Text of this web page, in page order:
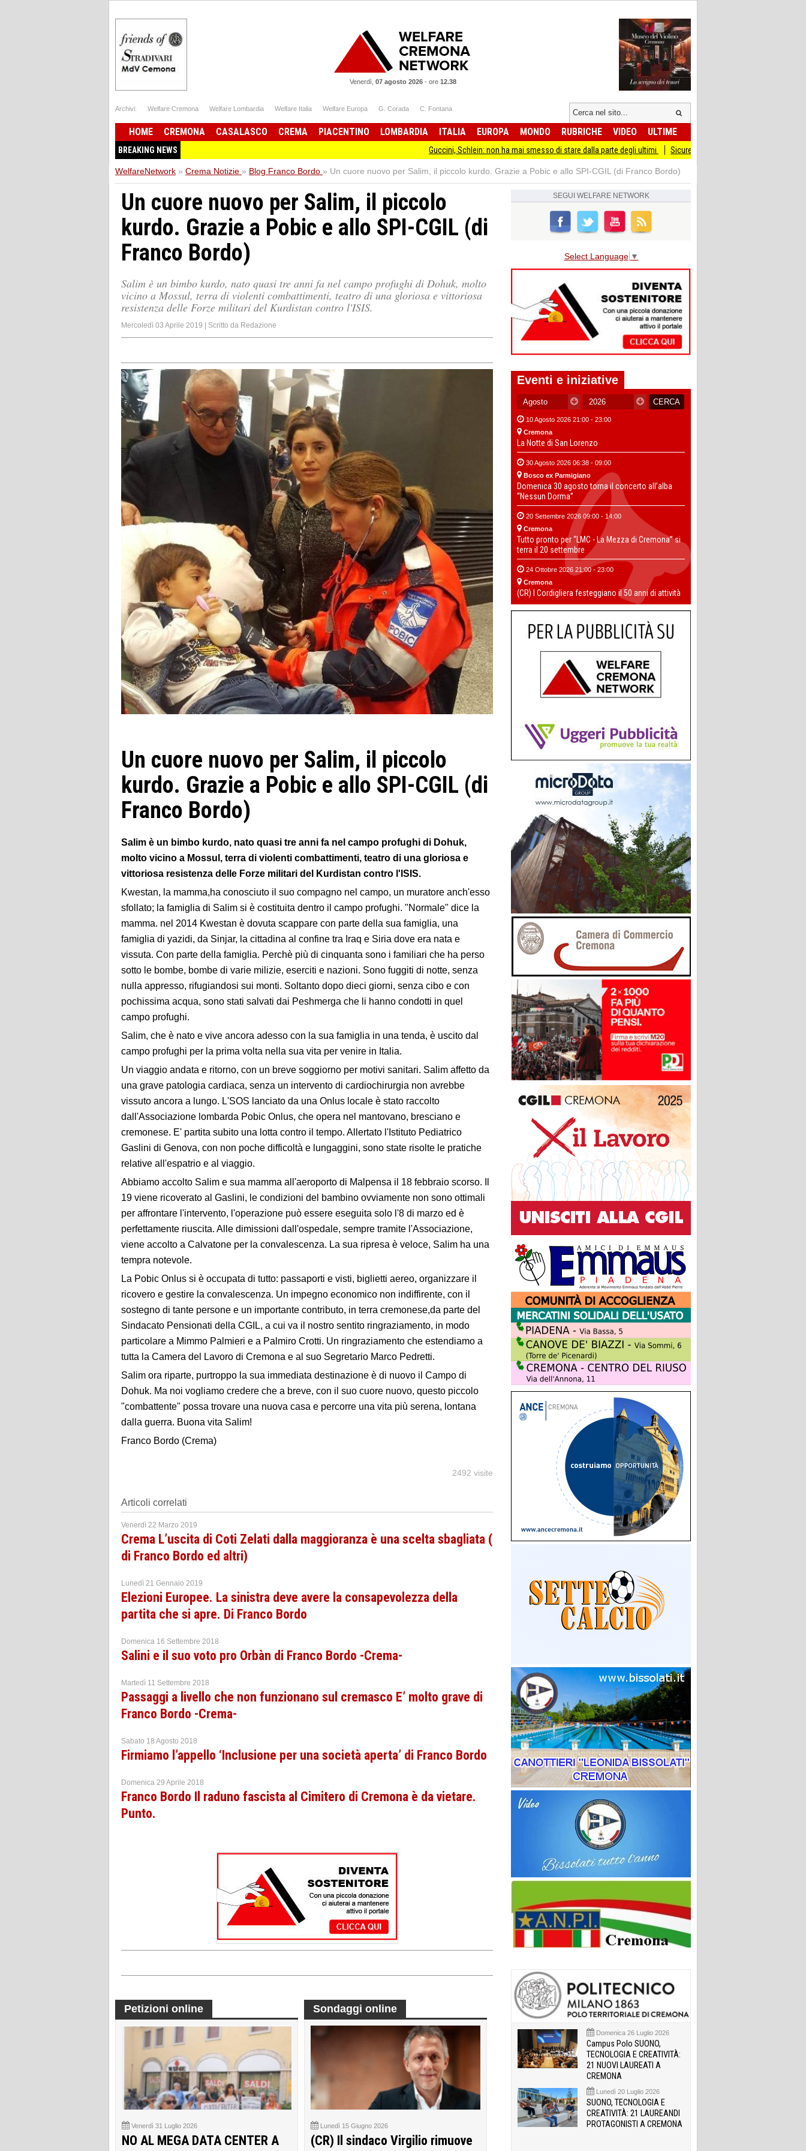
Venerdì, 07 agosto 2026 - ore 12.38
Archivi: Welfare Cremona Welfare Lombardia Welfare Italia Welfare Europa G. Corada C. Fontana
HOME CREMONA CASALASCO CREMA PIACENTINO LOMBARDIA ITALIA EUROPA MONDO RUBRICHE VIDEO ULTIME
BREAKING NEWS Guccini, Schlein: non ha mai smesso di stare dalla parte degli ultimi Sicurezza I Giovani Democratici ribattono ai
WelfareNetwork » Crema Notizie » Blog Franco Bordo » Un cuore nuovo per Salim, il piccolo kurdo. Grazie a Pobic e allo SPI-CGIL (di Franco Bordo)
Un cuore nuovo per Salim, il piccolo
kurdo. Grazie a Pobic e allo SPI-CGIL (di
Franco Bordo)
Salim è un bimbo kurdo, nato quasi tre anni fa nel campo profughi di Dohuk, molto
vicino a Mossul, terra di violenti combattimenti, teatro di una gloriosa e vittoriosa
resistenza delle Forze militari del Kurdistan contro l'ISIS.
Mercoledì 03 Aprile 2019 | Scritto da Redazione
Un cuore nuovo per Salim, il piccolo
kurdo. Grazie a Pobic e allo SPI-CGIL (di
Franco Bordo)
Salim è un bimbo kurdo, nato quasi tre anni fa nel campo profughi di Dohuk,
molto vicino a Mossul, terra di violenti combattimenti, teatro di una gloriosa e
vittoriosa resistenza delle Forze militari del Kurdistan contro l'ISIS.
Kwestan, la mamma,ha conosciuto il suo compagno nel campo, un muratore anch'esso
sfollato; la famiglia di Salim si è costituita dentro il campo profughi. "Normale" dice la
mamma. nel 2014 Kwestan è dovuta scappare con parte della sua famiglia, una
famiglia di yazidi, da Sinjar, la cittadina al confine tra Iraq e Siria dove era nata e
vissuta. Con parte della famiglia. Perchè più di cinquanta sono i familiari che ha perso
sotto le bombe, bombe di varie milizie, eserciti e nazioni. Sono fuggiti di notte, senza
nulla appresso, rifugiandosi sui monti. Soltanto dopo dieci giorni, senza cibo e con
pochissima acqua, sono stati salvati dai Peshmerga che li hanno condotti in quel
campo profughi.
Salim, che è nato e vive ancora adesso con la sua famiglia in una tenda, è uscito dal
campo profughi per la prima volta nella sua vita per venire in Italia.
Un viaggio andata e ritorno, con un breve soggiorno per motivi sanitari. Salim affetto da
una grave patologia cardiaca, senza un intervento di cardiochirurgia non avrebbe
vissuto ancora a lungo. L'SOS lanciato da una Onlus locale è stato raccolto
dall'Associazione lombarda Pobic Onlus, che opera nel mantovano, bresciano e
cremonese. E' partita subito una lotta contro il tempo. Allertato l'Istituto Pediatrico
Gaslini di Genova, con non poche difficoltà e lungaggini, sono state risolte le pratiche
relative all'espatrio e al viaggio.
Abbiamo accolto Salim e sua mamma all'aeroporto di Malpensa il 18 febbraio scorso. Il
19 viene ricoverato al Gaslini, le condizioni del bambino ovviamente non sono ottimali
per affrontare l'intervento, l'operazione può essere eseguita solo l'8 di marzo ed è
perfettamente riuscita. Alle dimissioni dall'ospedale, sempre tramite l'Associazione,
viene accolto a Calvatone per la convalescenza. La sua ripresa è veloce, Salim ha una
tempra notevole.
La Pobic Onlus si è occupata di tutto: passaporti e visti, biglietti aereo, organizzare il
ricovero e gestire la convalescenza. Un impegno economico non indiffirente, con il
sostegno di tante persone e un importante contributo, in terra cremonese,da parte del
Sindacato Pensionati della CGIL, a cui va il nostro sentito ringraziamento, in modo
particolare a Mimmo Palmieri e a Palmiro Crotti. Un ringraziamento che estendiamo a
tutta la Camera del Lavoro di Cremona e al suo Segretario Marco Pedretti.
Salim ora riparte, purtroppo la sua immediata destinazione è di nuovo il Campo di
Dohuk. Ma noi vogliamo credere che a breve, con il suo cuore nuovo, questo piccolo
"combattente" possa trovare una nuova casa e percorre una vita più serena, lontana
dalla guerra. Buona vita Salim!
Franco Bordo (Crema)
2492 visite
Articoli correlati
Venerdì 22 Marzo 2019
Crema L’uscita di Coti Zelati dalla maggioranza è una scelta sbagliata (
di Franco Bordo ed altri)
Lunedì 21 Gennaio 2019
Elezioni Europee. La sinistra deve avere la consapevolezza della
partita che si apre. Di Franco Bordo
Domenica 16 Settembre 2018
Salini e il suo voto pro Orbàn di Franco Bordo -Crema-
Martedì 11 Settembre 2018
Passaggi a livello che non funzionano sul cremasco E’ molto grave di
Franco Bordo -Crema-
Sabato 18 Agosto 2018
Firmiamo l’appello ‘Inclusione per una società aperta’ di Franco Bordo
Domenica 29 Aprile 2018
Franco Bordo Il raduno fascista al Cimitero di Cremona è da vietare.
Punto.
Petizioni online
Venerdì 31 Luglio 2026
NO AL MEGA DATA CENTER A
Sondaggi online
Lunedì 15 Giugno 2026
(CR) Il sindaco Virgilio rimuove
SEGUI WELFARE NETWORK
Select Language ▼
Eventi e iniziative
10 Agosto 2026 21:00 - 23:00
Cremona
La Notte di San Lorenzo
30 Agosto 2026 06:38 - 09:00
Bosco ex Parmigiano
Domenica 30 agosto torna il concerto all’alba
“Nessun Dorma”
20 Settembre 2026 09:00 - 14:00
Cremona
Tutto pronto per “LMC - La Mezza di Cremona” si
terra il 20 settembre
24 Ottobre 2026 21:00 - 23:00
Cremona
(CR) I Cordigliera festeggiano il 50 anni di attività
Domenica 26 Luglio 2026
Campus Polo SUONO,
TECNOLOGIA E CREATIVITÀ:
21 NUOVI LAUREATI A
CREMONA
Lunedì 20 Luglio 2026
SUONO, TECNOLOGIA E
CREATIVITÀ: 21 LAUREANDI
PROTAGONISTI A CREMONA